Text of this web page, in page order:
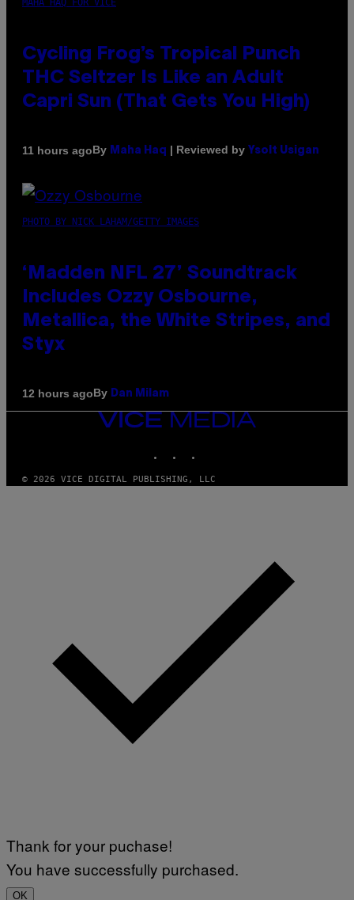
MAHA HAQ FOR VICE
Cycling Frog’s Tropical Punch
THC Seltzer Is Like an Adult
Capri Sun (That Gets You High)
11 hours agoBy Maha Haq | Reviewed by Ysolt Usigan
PHOTO BY NICK LAHAM/GETTY IMAGES
‘Madden NFL 27’ Soundtrack
Includes Ozzy Osbourne,
Metallica, the White Stripes, and
Styx
12 hours agoBy Dan Milam
VICE
© 2026 VICE DIGITAL PUBLISHING, LLC
Thank for your puchase!
You have successfully purchased.
OK